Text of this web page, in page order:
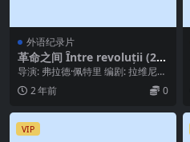
外语纪录片
革命之间 Între revoluții (20
23)
导演: 弗拉德·佩特里 编剧: 拉维尼亚
·布兰尼斯特 / 弗拉德·佩特里 主演:...
2 年前 0
VIP